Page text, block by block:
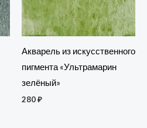
Акварель из искусственного
пигмента «Ультрамарин
зелёный»
280₽